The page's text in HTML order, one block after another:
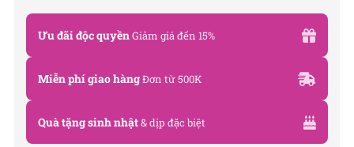
Địa chỉ: 120B Huỳnh Văn Bánh, P.11, Quận Phú
Nhuận, TP.HCM
Hotline: 093 407 2575
Email: info@flowersight.com
Ưu đãi độc quyềnGiảm giá đến 15%
Miễn phí giao hàngĐơn từ 500K
Quà tặng sinh nhật& dịp đặc biệt